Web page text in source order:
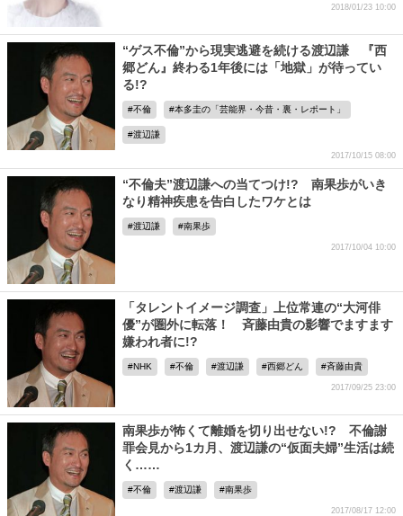
2018/01/23 10:00
“ゲス不倫”から現実逃避を続ける渡辺謙 『西
郷どん』終わる1年後には「地獄」が待ってい
る!?
不倫 本多圭の「芸能界・今昔・裏・レポート」
渡辺謙
2017/10/15 08:00
“不倫夫”渡辺謙への当てつけ!? 南果歩がいき
なり精神疾患を告白したワケとは
渡辺謙 南果歩
2017/10/04 10:00
「タレントイメージ調査」上位常連の“大河俳
優”が圏外に転落！ 斉藤由貴の影響でますます
嫌われ者に!?
NHK 不倫 渡辺謙 西郷どん 斉藤由貴
2017/09/25 23:00
南果歩が怖くて離婚を切り出せない!? 不倫謝
罪会見から1カ月、渡辺謙の“仮面夫婦”生活は続
く……
不倫 渡辺謙 南果歩
2017/08/17 12:00